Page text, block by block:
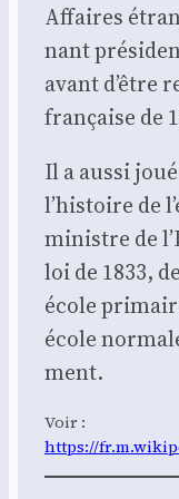
Affaires
nant
avant d’être
fran­çaise de
Il a aus­si
l’his­toire de
ministre de
loi de 1833,
école
école
ment.
Voir :
https://